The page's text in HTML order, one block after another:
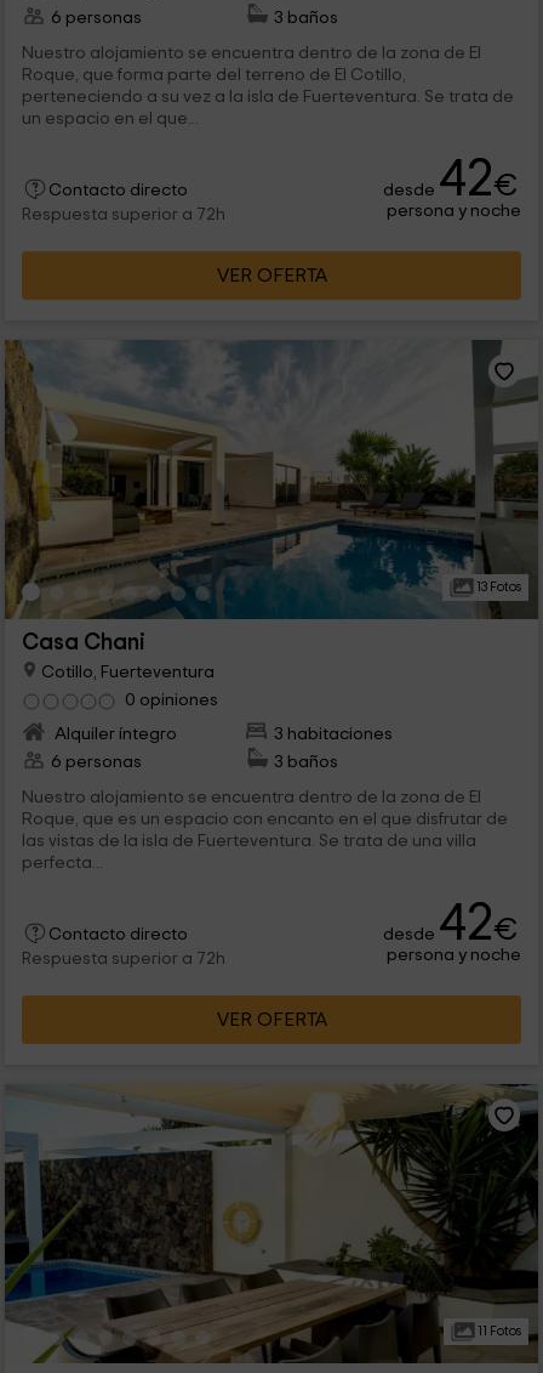
6 personas
3 baños
Nuestro alojamiento se encuentra dentro de la zona de El
Roque, que forma parte del terreno de El Cotillo,
perteneciendo a su vez a la isla de Fuerteventura. Se trata de
un espacio en el que...
Contacto directo
Respuesta superior a 72h
desde 42€
persona y noche
VER OFERTA
13 Fotos
Casa Chani
Cotillo, Fuerteventura
0 opiniones
Alquiler íntegro
3 habitaciones
6 personas
3 baños
Nuestro alojamiento se encuentra dentro de la zona de El
Roque, que es un espacio con encanto en el que disfrutar de
las vistas de la isla de Fuerteventura. Se trata de una villa
perfecta...
Contacto directo
Respuesta superior a 72h
desde 42€
persona y noche
VER OFERTA
11 Fotos